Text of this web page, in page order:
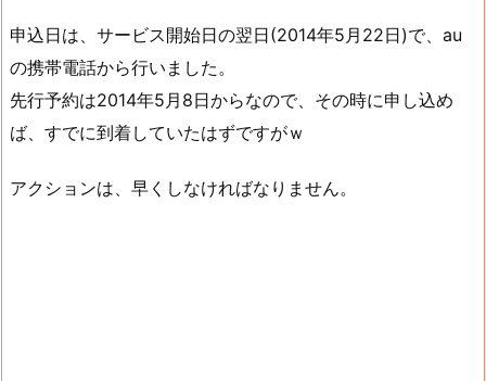
申込日は、サービス開始日の翌日(2014年5月22日)で、au
の携帯電話から行いました。
先行予約は2014年5月8日からなので、その時に申し込め
ば、すでに到着していたはずですがｗ
アクションは、早くしなければなりません。